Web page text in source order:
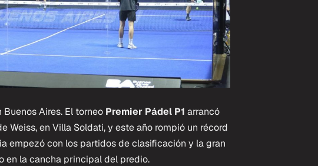
Aires. El torneo Premier Pádel P1 arrancó
Weiss, en Villa Soldati, y este año rompió un récord
empezó con los partidos de clasificación y la gran
en la cancha principal del predio.